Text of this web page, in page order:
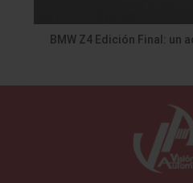
BMW Z4 Edición Final: un